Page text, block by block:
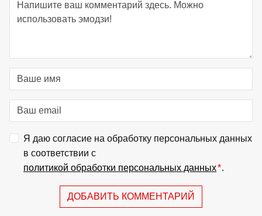
Я даю согласие на обработку персональных данных
в соответствии с
политикой обработки персональных данных*.
ДОБАВИТЬ КОММЕНТАРИЙ